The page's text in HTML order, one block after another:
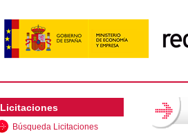
Licitaciones
Búsqueda Licitaciones